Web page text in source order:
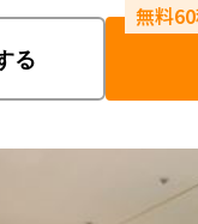
る